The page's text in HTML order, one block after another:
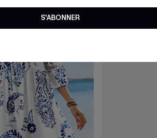
S'ABONNER